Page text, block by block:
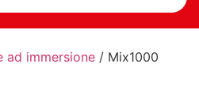
ad immersione / Mix1000